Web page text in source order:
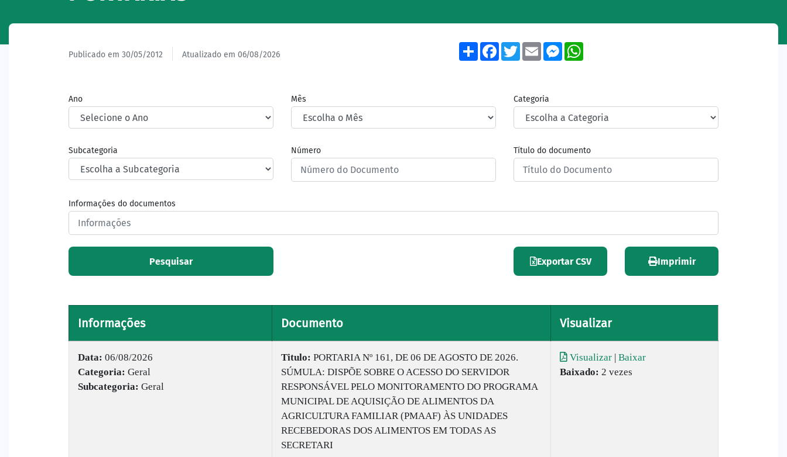
Publicado em 30/05/2012 Atualizado em 06/08/2026
ShareFacebook
TwitterEmailMessenger
Ano Mês Categoria
Subcategoria Número Título do documento
Informações do documentos
Pesquisar Exportar CSV Imprimir
Informações Documento Visualizar
Data: 06/08/2026
Categoria: Geral
Subcategoria: Geral
Titulo: PORTARIA Nº 161, DE 06 DE AGOSTO DE 2026.
SÚMULA: DISPÕE SOBRE O ACESSO DO SERVIDOR
RESPONSÁVEL PELO MONITORAMENTO DO PROGRAMA
MUNICIPAL DE AQUISIÇÃO DE ALIMENTOS DA
AGRICULTURA FAMILIAR (PMAAF) ÀS UNIDADES
RECEBEDORAS DOS ALIMENTOS EM TODAS AS
SECRETARI
Visualizar | Baixar
Baixado: 2 vezes